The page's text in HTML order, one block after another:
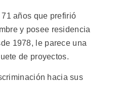
años que prefirió
y posee residencia
1978, le parece una
de proyectos.
hacia sus